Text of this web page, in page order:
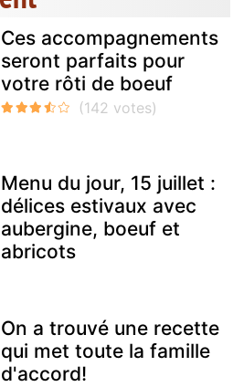
Ces accompagnements
seront parfaits pour
votre rôti de boeuf
Menu du jour, 15 juillet :
délices estivaux avec
aubergine, boeuf et
abricots
On a trouvé une recette
qui met toute la famille
d'accord!